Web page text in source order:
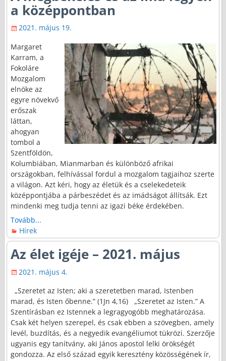
a középpontban
2021. május 19.
Margaret
Karram, a
Fokoláre
Mozgalom
elnöke az
egyre növekvő
erőszak
láttan,
ahogyan
tombol a
Szentföldön,
Kolumbiában, Mianmarban és különböző afrikai
országokban, felhívással fordul a mozgalom tagjaihoz szerte
a világon. Azt kéri, hogy az életük és a cselekedeteik
középpontjába a párbeszédet és az imádságot állítsák. Ezt
mindenki meg tudja tenni az igazi béke érdekében.
Tovább...
Hírek
Az élet igéje – 2021. május
2021. május 4.
„Szeretet az Isten; aki a szeretetben marad, Istenben
marad, és Isten őbenne.” (1Jn 4,16) „Szeretet az Isten.” A
Szentírásban ez Istennek a legragyogóbb meghatározása.
Csak két helyen szerepel, és csak ebben a szövegben, amely
levél, buzdítás, és a negyedik evangéliumot tükrözi. Szerzője
ugyanis egy tanítvány, aki János apostol lelki örökségét
gondozza. Az első század egyik keresztény közösségének ír,